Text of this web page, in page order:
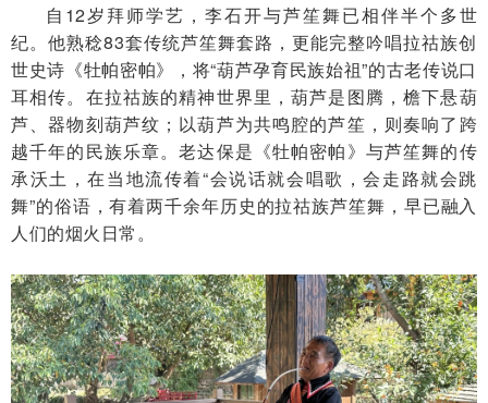
自12岁拜师学艺，李石开与芦笙舞已相伴半个多世
纪。他熟稔83套传统芦笙舞套路，更能完整吟唱拉祜族创
世史诗《牡帕密帕》，将“葫芦孕育民族始祖”的古老传说口
耳相传。在拉祜族的精神世界里，葫芦是图腾，檐下悬葫
芦、器物刻葫芦纹；以葫芦为共鸣腔的芦笙，则奏响了跨
越千年的民族乐章。老达保是《牡帕密帕》与芦笙舞的传
承沃土，在当地流传着“会说话就会唱歌，会走路就会跳
舞”的俗语，有着两千余年历史的拉祜族芦笙舞，早已融入
人们的烟火日常。